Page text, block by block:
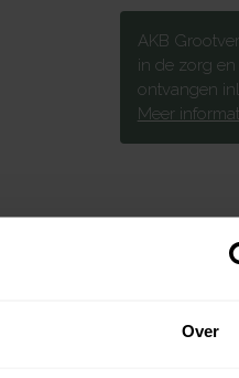
Over
AKB
in de zorg
ontvangen
Meer